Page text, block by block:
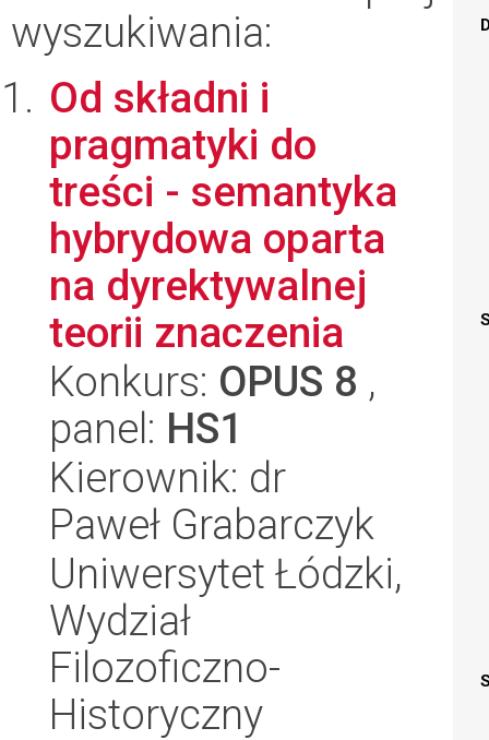
wyszukiwania:
Od składni i
pragmatyki do
treści - semantyka
hybrydowa oparta
na dyrektywalnej
teorii znaczenia
Konkurs: OPUS 8 ,
panel: HS1
Kierownik: dr
Paweł Grabarczyk
Uniwersytet Łódzki,
Wydział
Filozoficzno-
Historyczny